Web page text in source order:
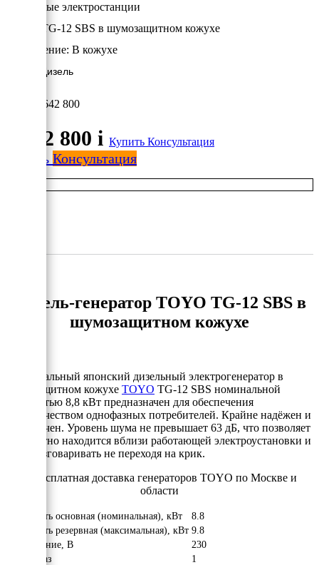
Дизельные электростанции
TOYO TG-12 SBS в шумозащитном кожухе
Исполнение: В кожухе
8.8 кВт/Дизель
1 642 800
1 642 800 i Купить Консультация
Купить Консультация
Дизель-генератор TOYO TG-12 SBS в
шумозащитном кожухе
Оригинальный японский дизельный электрогенератор в
шумозащитном кожухе TOYO TG-12 SBS номинальной
мощностью 8,8 кВт предназначен для обеспечения
электричеством однофазных потребителей. Крайне надёжен и
долговечен. Уровень шума не превышает 63 дБ, что позволяет
комфортно находится вблизи работающей электроустановки и
даже разговаривать не переходя на крик.
Мощность основная (номинальная), кВт
8.8
Мощность резервная (максимальная), кВт 9.8
Напряжение, В
230
Число фаз
1